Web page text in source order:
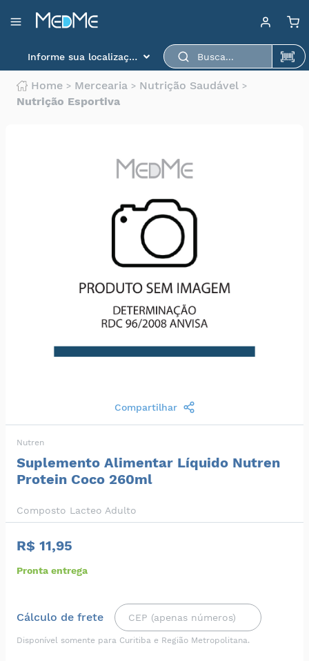
Informe sua localização
produto.
Departamentos
Medicamentos
Higiene
pessoal
Dermocosméticos
Home Mercearia
Nutrição Saudável
Nutrição Esportiva
Compartilhar
Nutren
Suplemento Alimentar Líquido Nutren
Protein Coco 260ml
Composto Lacteo Adulto
R$ 11,95
Pronta entrega
Cálculo de frete
Disponível somente para Curitiba e Região Metropolitana.